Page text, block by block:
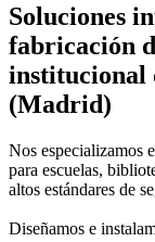
Soluciones
fabricación
institucional
(Madrid)
Nos especializamos
para escuelas,
altos estándares de
Diseñamos e